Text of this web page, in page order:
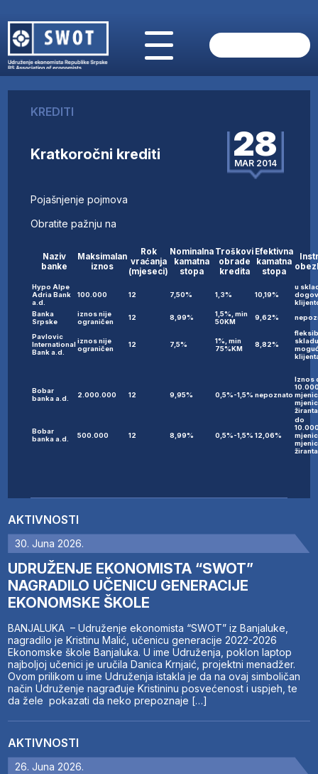
O NAMA
ANALIZE
FINANSIJE
AKTIVNOSTI
SWOT INTERVJU
UČLANI SE
KONTAKT
AKTIVNOSTI
30. Juna 2026.
UDRUŽENJE EKONOMISTA “SWOT”
NAGRADILO UČENICU GENERACIJE
EKONOMSKE ŠKOLE
BANJALUKA – Udruženje ekonomista “SWOT” iz Banjaluke,
nagradilo je Kristinu Malić, učenicu generacije 2022-2026
Ekonomske škole Banjaluka. U ime Udruženja, poklon laptop
najboljoj učenici je uručila Danica Krnjaić, projektni menadžer.
Ovom prilikom u ime Udruženja istakla je da na ovaj simboličan
način Udruženje nagrađuje Kristininu posvećenost i uspjeh, te
da žele pokazati da neko prepoznaje […]
AKTIVNOSTI
26. Juna 2026.
KREDITI
Kratkoročni krediti 28
MAR 2014
Pojašnjenje pojmova
Obratite pažnju na
Naziv
banke
Maksimalan
iznos
Rok
vraćanja
(mjeseci)
Nominalna
kamatna
stopa
Troškovi
obrade
kredita
Efektivna
kamatna
stopa
Hypo Alpe
Adria Bank
a.d.
100.000 12 7,50% 1,3% 10,19%
u
Banka
Srpske
iznos nije
ograničen
12 8,99%
1,5%, min
50KM
9,62%
Pavlovic
International
Bank a.d.
iznos nije
ograničen
12 7,5%
1%, min
75%KM
8,82%
Bobar
banka a.d.
2.000.000 12 9,95% 0,5%-1,5% nepoznato
Iznos
žiranta
Bobar
banka a.d.
500.000 12 8,99% 0,5%-1,5% 12,06%
do
žiranta